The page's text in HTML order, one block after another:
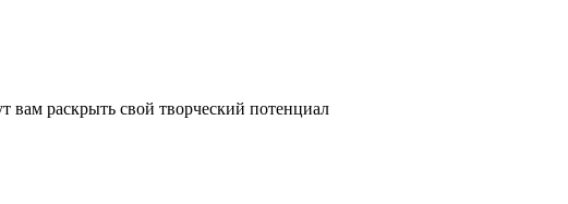
вам раскрыть свой творческий потенциал